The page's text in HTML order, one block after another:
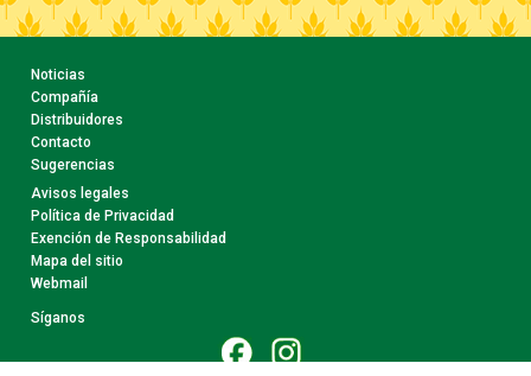
Noticias
Compañía
Distribuidores
Contacto
Sugerencias
Avisos legales
Política de Privacidad
Exención de Responsabilidad
Mapa del sitio
Webmail
Síganos